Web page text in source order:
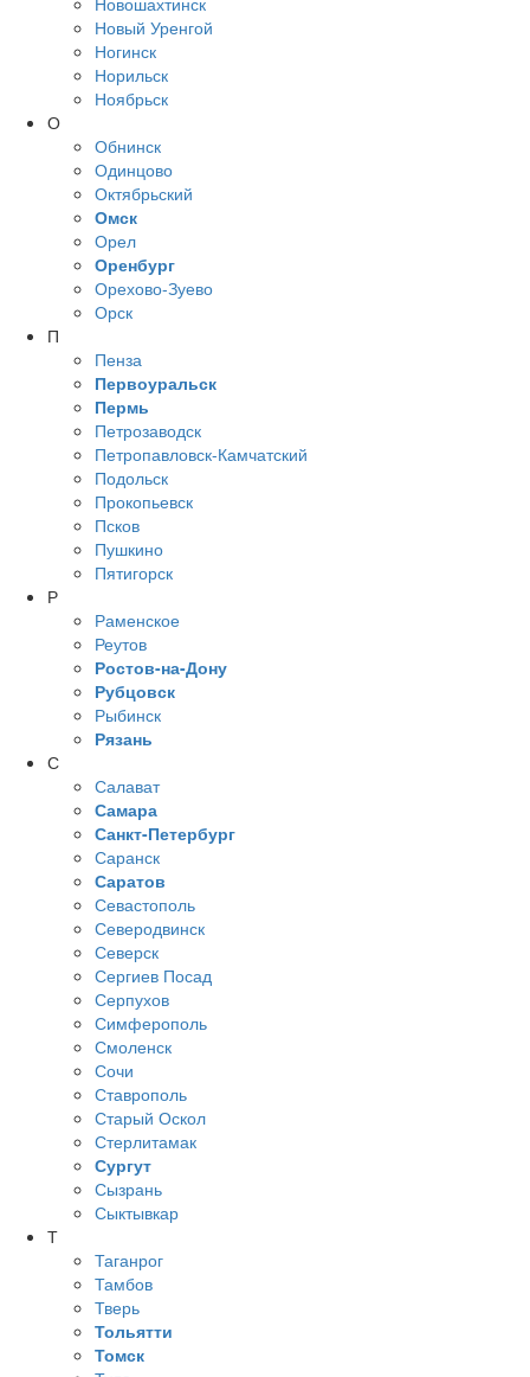
Новый Уренгой
Ногинск
Норильск
Ноябрьск
О
Обнинск
Одинцово
Октябрьский
Омск
Орел
Оренбург
Орехово-Зуево
Орск
П
Пенза
Первоуральск
Пермь
Петрозаводск
Петропавловск-Камчатский
Подольск
Прокопьевск
Псков
Пушкино
Пятигорск
Р
Раменское
Реутов
Ростов-на-Дону
Рубцовск
Рыбинск
Рязань
С
Салават
Самара
Санкт-Петербург
Саранск
Саратов
Севастополь
Северодвинск
Северск
Сергиев Посад
Серпухов
Симферополь
Смоленск
Сочи
Ставрополь
Старый Оскол
Стерлитамак
Сургут
Сызрань
Сыктывкар
Т
Таганрог
Тамбов
Тверь
Тольятти
Томск